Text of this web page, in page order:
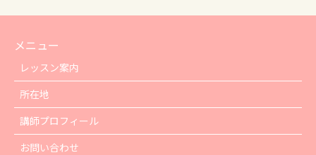
メニュー
レッスン案内
所在地
講師プロフィール
お問い合わせ